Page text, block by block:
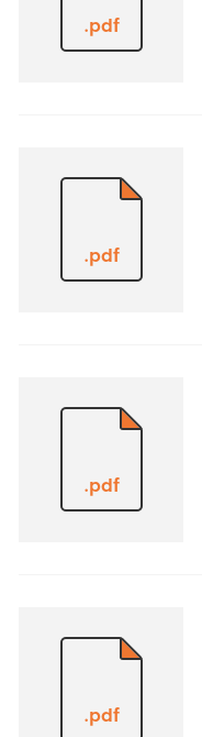
.pdf
.pdf
.pdf
.pdf